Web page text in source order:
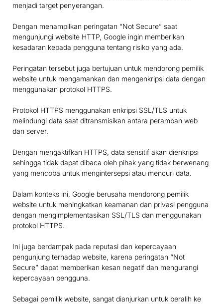
menjadi target penyerangan.
Dengan menampilkan peringatan “Not Secure” saat
mengunjungi website HTTP, Google ingin memberikan
kesadaran kepada pengguna tentang risiko yang ada.
Peringatan tersebut juga bertujuan untuk mendorong pemilik
website untuk mengamankan dan mengenkripsi data dengan
menggunakan protokol HTTPS.
Protokol HTTPS menggunakan enkripsi SSL/TLS untuk
melindungi data saat ditransmisikan antara peramban web
dan server.
Dengan mengaktifkan HTTPS, data sensitif akan dienkripsi
sehingga tidak dapat dibaca oleh pihak yang tidak berwenang
yang mencoba untuk mengintersepsi atau mencuri data.
Dalam konteks ini, Google berusaha mendorong pemilik
website untuk meningkatkan keamanan dan privasi pengguna
dengan mengimplementasikan SSL/TLS dan menggunakan
protokol HTTPS.
Ini juga berdampak pada reputasi dan kepercayaan
pengunjung terhadap website, karena peringatan “Not
Secure” dapat memberikan kesan negatif dan mengurangi
kepercayaan pengguna.
Sebagai pemilik website, sangat dianjurkan untuk beralih ke